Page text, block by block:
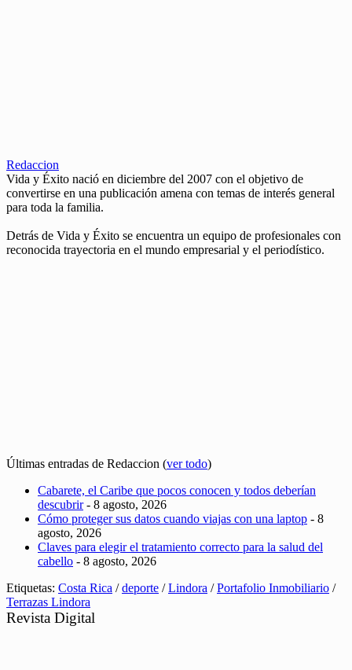
Redaccion
Vida y Éxito nació en diciembre del 2007 con el objetivo de
convertirse en una publicación amena con temas de interés general
para toda la familia.
Detrás de Vida y Éxito se encuentra un equipo de profesionales con
reconocida trayectoria en el mundo empresarial y el periodístico.
Últimas entradas de Redaccion (ver todo)
Cabarete, el Caribe que pocos conocen y todos deberían
descubrir- 8 agosto, 2026
Cómo proteger sus datos cuando viajas con una laptop - 8
agosto, 2026
Claves para elegir el tratamiento correcto para la salud del
cabello - 8 agosto, 2026
Etiquetas: Costa Rica /deporte /Lindora /Portafolio Inmobiliario /
Terrazas Lindora
Revista Digital